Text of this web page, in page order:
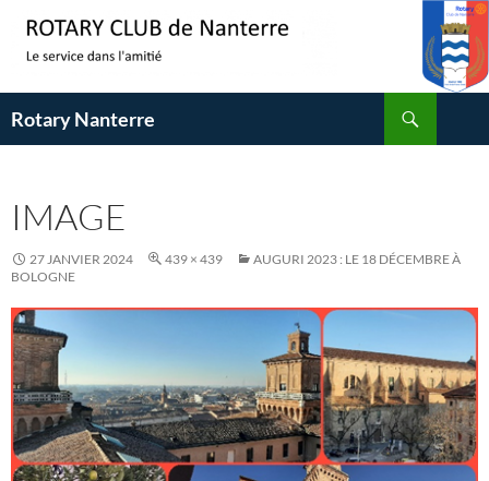
contenu
Rotary Nanterre
IMAGE
27 JANVIER 2024 439 × 439
AUGURI 2023 : LE 18 DÉCEMBRE À
BOLOGNE